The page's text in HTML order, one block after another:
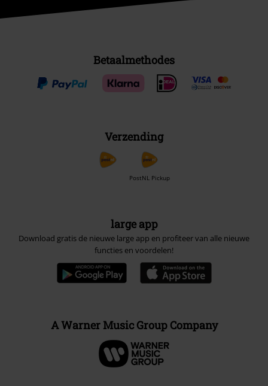
Betaalmethodes
Verzending
PostNL Pickup
large app
Download gratis de nieuwe large app en profiteer van alle nieuwe
functies en voordelen!
A Warner Music Group Company